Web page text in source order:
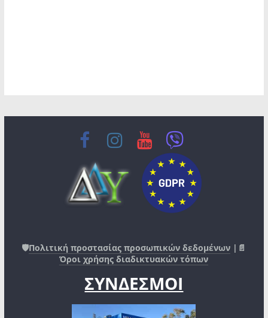
🛡️Πολιτική προστασίας προσωπικών δεδομένων |📄
Όροι χρήσης διαδικτυακών τόπων
ΣΥΝΔΕΣΜΟΙ